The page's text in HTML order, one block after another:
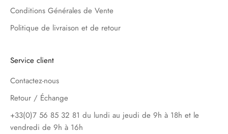
Conditions Générales de Vente
Politique de livraison et de retour
Service client
Contactez-nous
Retour / Échange
+33(0)7 56 85 32 81 du lundi au jeudi de 9h à 18h et le
vendredi de 9h à 16h